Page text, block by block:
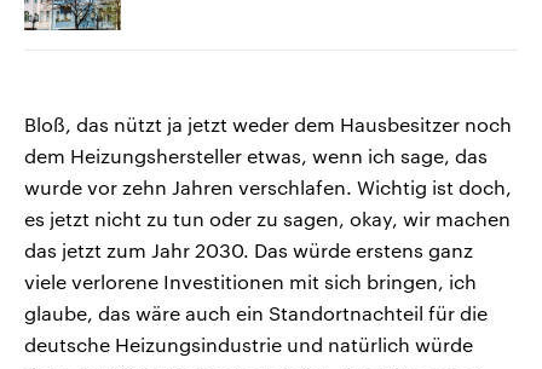
Bloß, das nützt ja jetzt weder dem Hausbesitzer noch
dem Heizungshersteller etwas, wenn ich sage, das
wurde vor zehn Jahren verschlafen. Wichtig ist doch,
es jetzt nicht zu tun oder zu sagen, okay, wir machen
das jetzt zum Jahr 2030. Das würde erstens ganz
viele verlorene Investitionen mit sich bringen, ich
glaube, das wäre auch ein Standortnachteil für die
deutsche Heizungsindustrie und natürlich würde